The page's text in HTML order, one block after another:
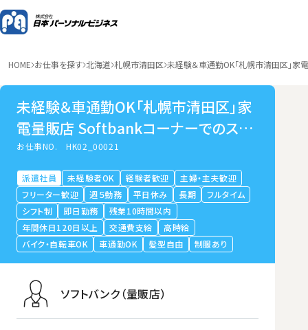
HOME お仕事を探す 北海道 札幌市清田区 未経験＆車通勤OK「札幌市清田区」
未経験＆車通勤OK「札幌市清田区」家
電量販店 Softbankコーナーでのスマ
ホ販売・受付
お仕事NO.HK02_00021
派遣社員 未経験者OK 経験者歓迎
主婦・主夫歓迎
フリーター歓迎
週５勤務 平日休み 長期
フルタイム
シフト制
即日勤務
残業10時間以内
年間休日120日以上
交通費支給
高時給
バイク・自転車OK
車通勤OK 髪型自由 制服あり
ソフトバンク（量販店）